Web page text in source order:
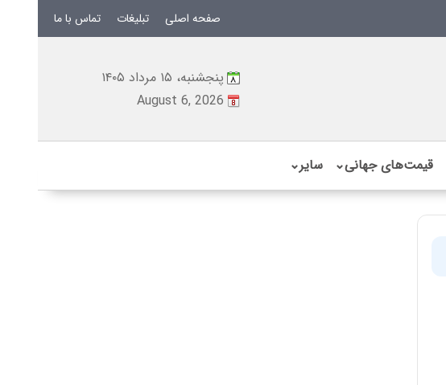
صفحه اصلی تبلیغات تماس با ما
پنجشنبه، ۱۵ مرداد ۱۴۰۵
August 6, 2026
قیمت‌های جهانی⌄ سایر⌄